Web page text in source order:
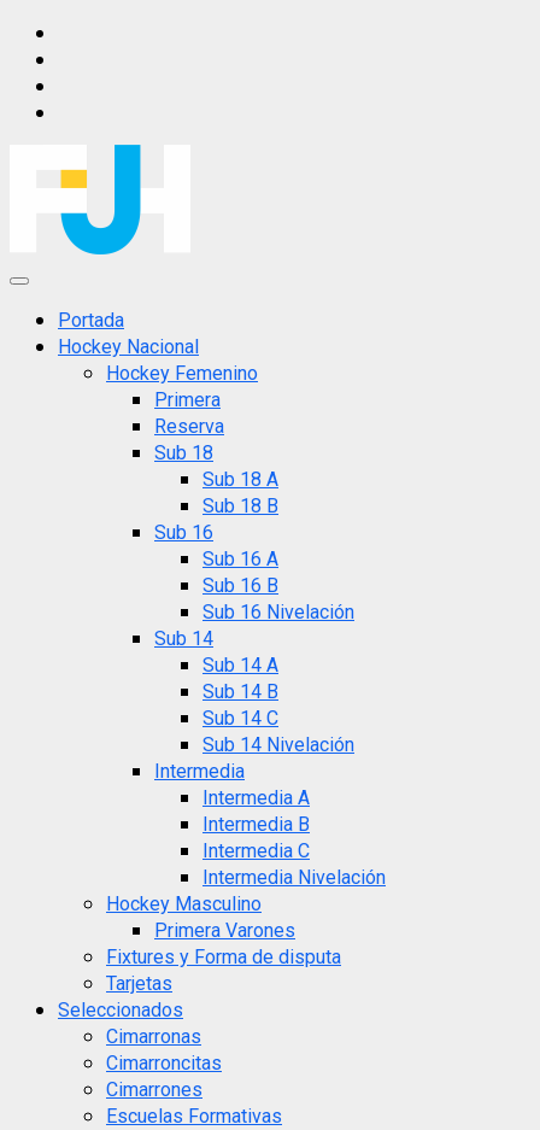
Saltar
contenido
Menú
principalPortada
Hockey Nacional
Hockey Femenino
Primera
Reserva
Sub 18
Sub 18 A
Sub 18 B
Sub 16
Sub 16 A
Sub 16 B
Sub 16 Nivelación
Sub 14
Sub 14 A
Sub 14 B
Sub 14 C
Sub 14 Nivelación
Intermedia
Intermedia A
Intermedia B
Intermedia C
Intermedia Nivelación
Hockey Masculino
Primera Varones
Fixtures y Forma de disputa
Tarjetas
Seleccionados
Cimarronas
Cimarroncitas
Cimarrones
Escuelas Formativas